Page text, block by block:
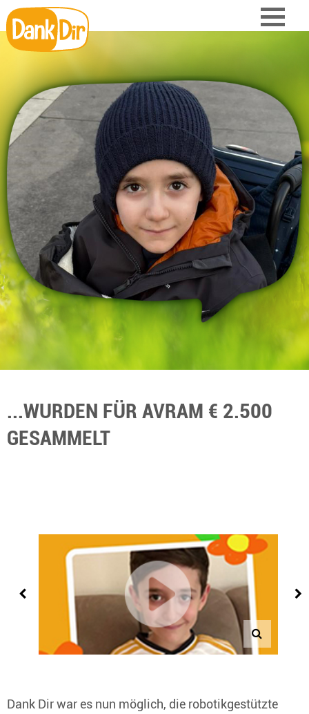
...WURDEN FÜR AVRAM € 2.500
GESAMMELT
Dank Dir war es nun möglich, die robotikgestützte